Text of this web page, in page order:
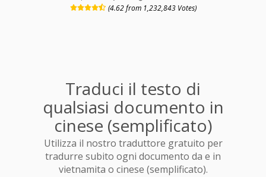
(4.62 from 1,232,843 Votes)
Traduci il testo di
qualsiasi documento in
cinese (semplificato)
Utilizza il nostro traduttore gratuito per
tradurre subito ogni documento da e in
vietnamita o cinese (semplificato).